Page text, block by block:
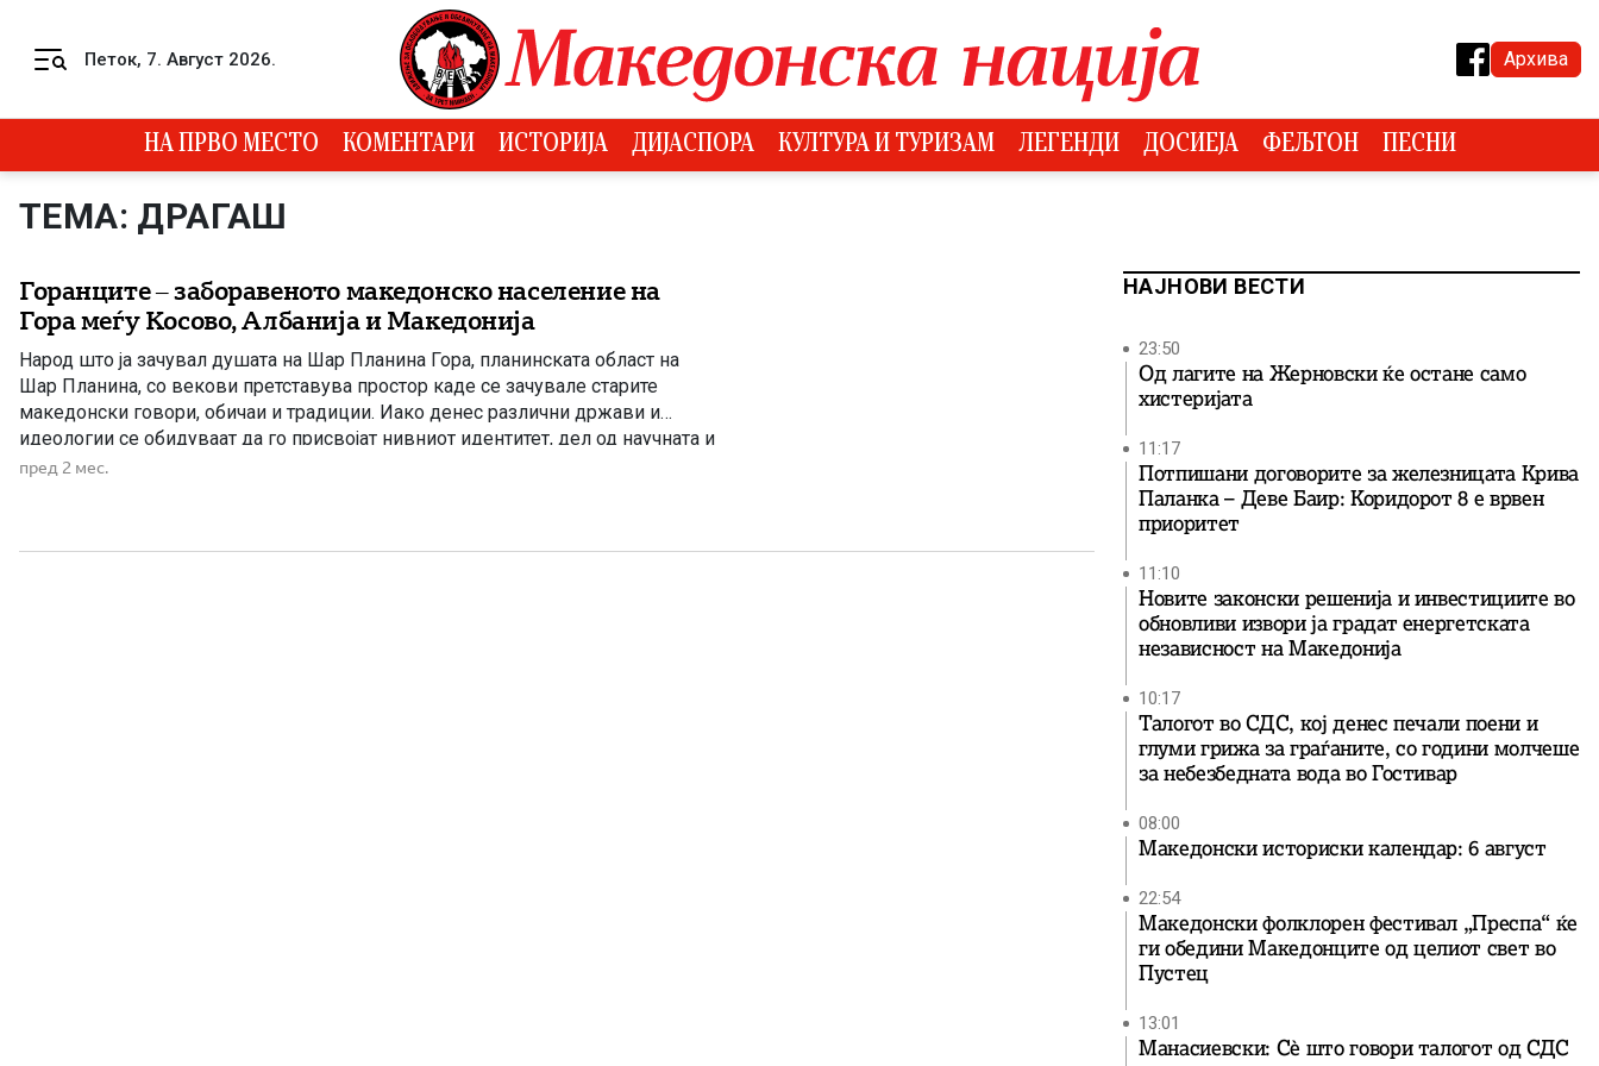
Петок, 7. Август 2026. Архива
НА ПРВО МЕСТО КОМЕНТАРИ ИСТОРИЈА ДИЈАСПОРА КУЛТУРА И ТУРИЗАМ ЛЕГЕНДИ ДОСИЕЈА ФЕЉТОН ПЕСНИ
ТЕМА: ДРАГАШ
Горанците – заборавеното македонско население на
Гора меѓу Косово, Албанија и Македонија
Народ што ја зачувал душата на Шар Планина Гора, планинската област на
Шар Планина, со векови претставува простор каде се зачувале старите
македонски говори, обичаи и традиции. Иако денес различни држави и
идеологии се обидуваат да го присвојат нивниот идентитет, дел од научната и
етнографската литература укажува на блиски врски меѓу Горанците и
пред 2 мес.
НАЈНОВИ ВЕСТИ
23:50
Од лагите на Жерновски ќе остане само
хистеријата
11:17
Потпишани договорите за железницата Крива
Паланка – Деве Баир: Коридорот 8 е врвен
приоритет
11:10
Новите законски решенија и инвестициите во
обновливи извори ја градат енергетската
независност на Македонија
10:17
Талогот во СДС, кој денес печали поени и
глуми грижа за граѓаните, со години молчеше
за небезбедната вода во Гостивар
08:00
Македонски историски календар: 6 август
22:54
Македонски фолклорен фестивал „Преспа“ ќе
ги обедини Македонците од целиот свет во
Пустец
13:01
Манасиевски: Сè што говори талогот од СДС